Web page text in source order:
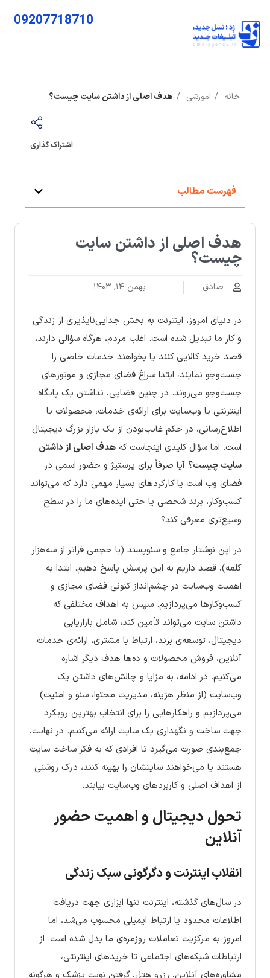
09207718710
خانه اموزشی هدف اصلی از داشتن سایت چیست؟
اشتراک گذاری
فهرست مطالب
هدف اصلی از داشتن سایت
چیست؟
صادق بهمن ۱۴, ۱۴۰۳
در دنیای امروز، اینترنت به بخش جدایی‌ناپذیری از زندگی
و کار ما تبدیل شده است. اغلب مردم، هرگاه سؤالی دارند،
قصد خرید کالایی کنند یا بخواهند خدمات خاصی را
جست‌وجو نمایند، ابتدا سراغ فضای مجازی و موتورهای
جست‌وجو می‌روند. در چنین فضایی، نداشتن یک پایگاه
اینترنتی یا وب‌سایت برای ارائه‌ی خدمات، محصولات یا
اطلاع‌رسانی، در حکم غایب‌بودن از یک بازار بزرگ دیجیتال
است. اما سؤال کلیدی اینجاست که هدف اصلی از داشتن
سایت چیست؟ آیا صرفاً برای پرستیژ و حضور اسمی در
فضای وب است یا کارکردهای بسیار مهمی دارد که می‌تواند
کسب‌وکار، برند شخصی یا حتی ایده‌های ما را در سطح
وسیع‌تری معرفی کند؟
در این نوشتار جامع و سئوپسند (با حجمی فراتر از سه‌هزار
کلمه)، قصد داریم به این پرسش پاسخ دهیم. ابتدا به
اهمیت وب‌سایت در چشم‌انداز کنونی فضای مجازی و
کسب‌وکارها می‌پردازیم. سپس به اهداف مختلفی که
داشتن سایت می‌تواند تأمین کند، شامل بازاریابی
دیجیتال، توسعه‌ی برند، ارتباط با مشتری، ارائه‌ی خدمات
آنلاین، فروش محصولات و ده‌ها هدف دیگر اشاره
می‌کنیم. در ادامه، به مزایا و چالش‌های داشتن یک
وب‌سایت (از منظر هزینه، مدیریت محتوا، سئو و امنیت)
می‌پردازیم و راهکارهایی را برای انتخاب بهترین رویکرد
جهت ساخت و نگهداری یک سایت ارائه می‌کنیم. در نهایت،
جمع‌بندی‌ صورت می‌گیرد تا افرادی که به فکر ساخت سایت
هستند یا می‌خواهند سایتشان را بهینه کنند، درک روشنی
از اهداف اصلی و کاربردهای وب‌سایت بیابند.
تحول دیجیتال و اهمیت حضور
آنلاین
انقلاب اینترنت و دگرگونی سبک زندگی
در سال‌های گذشته، اینترنت تنها ابزاری جهت دریافت
اطلاعات محدود یا ارتباط ایمیلی محسوب می‌شد، اما
امروز به مرکزیت تعاملات روزمره‌ی ما بدل شده است. از
ارتباطات شبکه‌های اجتماعی تا خریدهای اینترنتی،